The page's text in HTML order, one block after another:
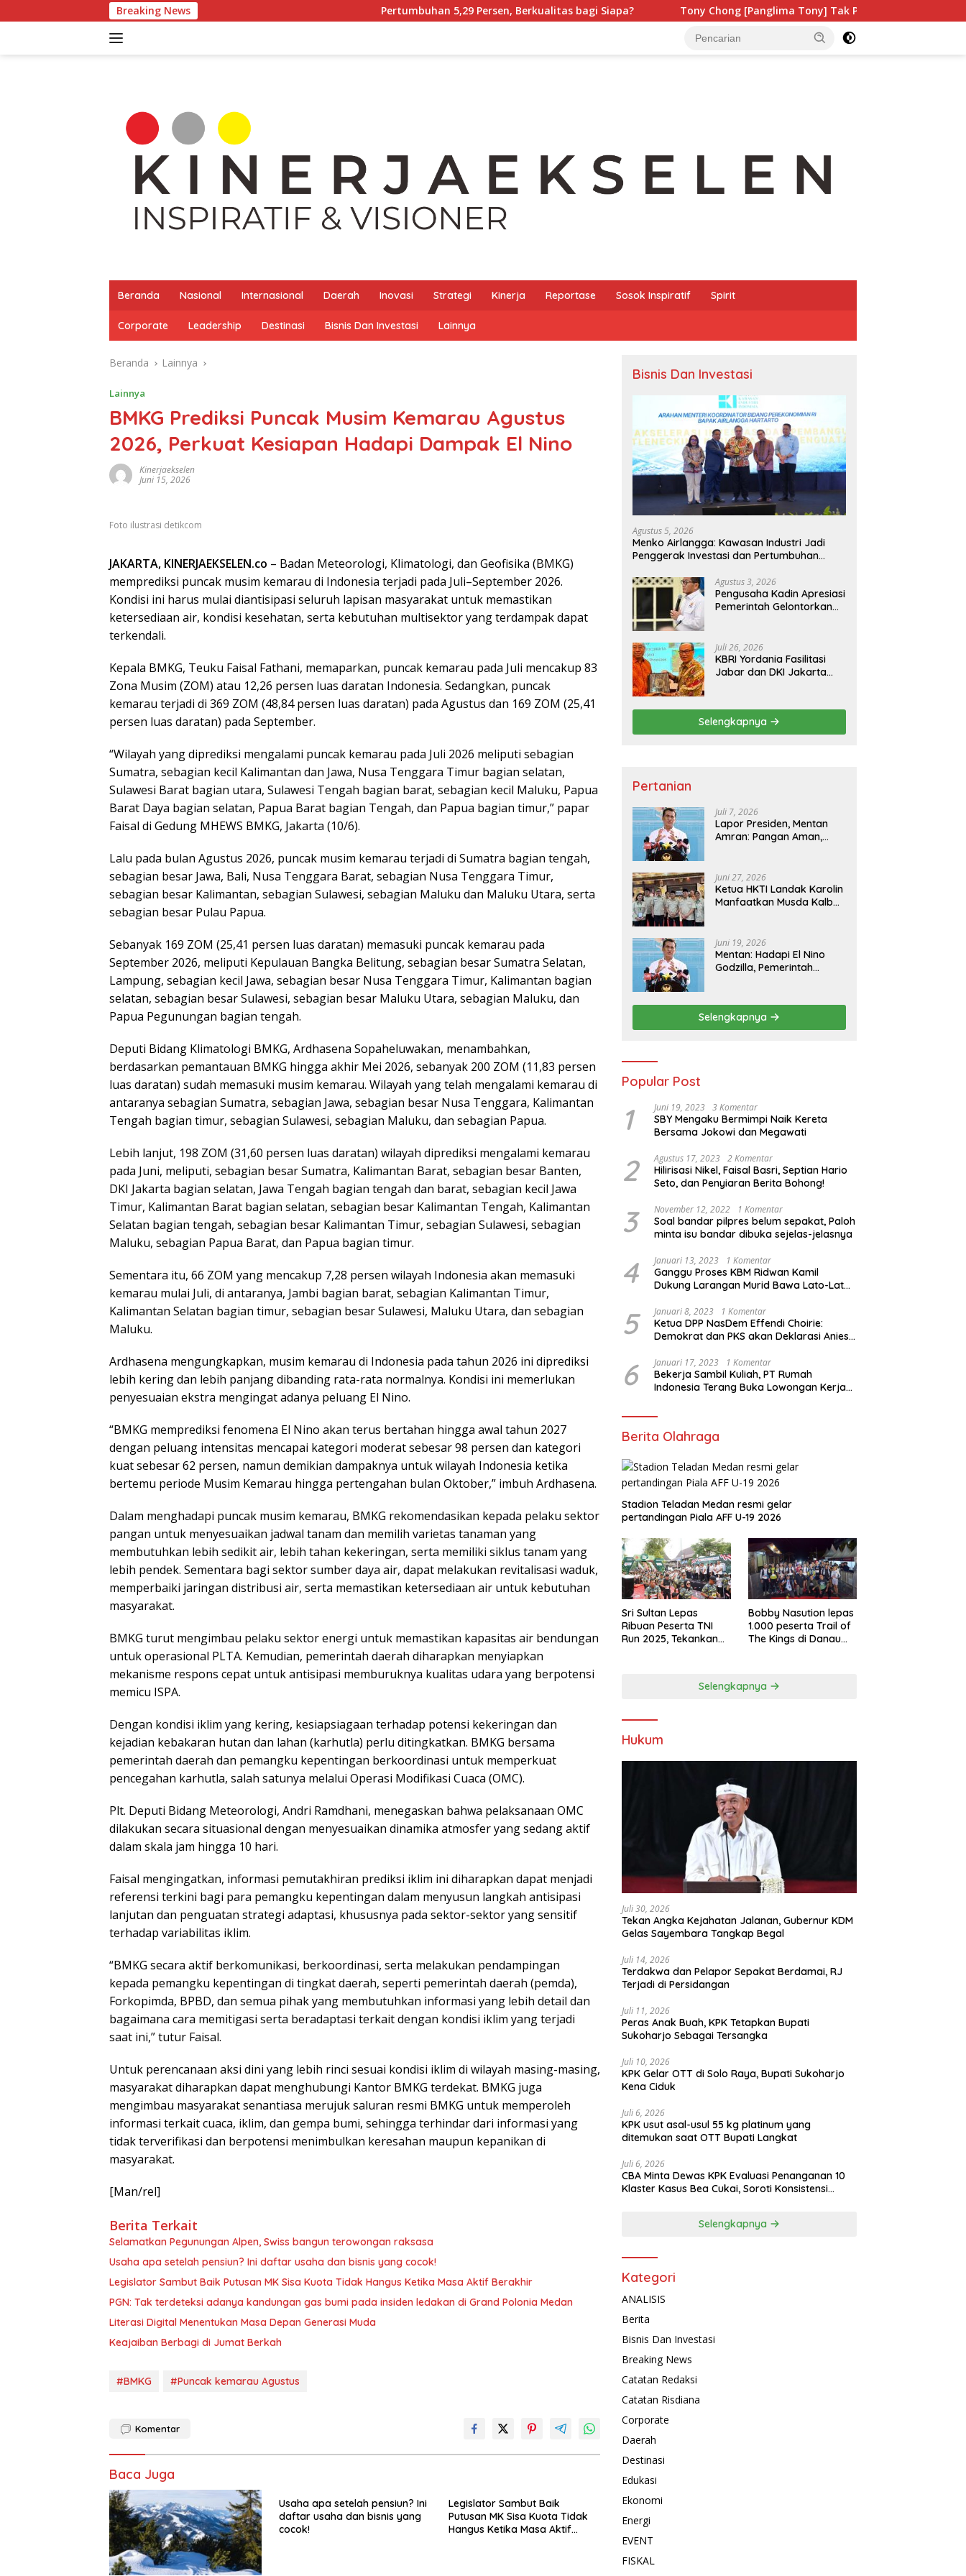
ke
Breaking News Pertumbuhan 5,29 Persen, Berkualitas bagi Siapa? Tony Chong [Panglima Tony] Tak Pernah Lelah Menjaga Eksistensi Budaya
Beranda Nasional Internasional Daerah Inovasi Strategi Kinerja Reportase Sosok Inspiratif Spirit
Corporate Leadership Destinasi Bisnis Dan Investasi Lainnya
Beranda Lainnya
Lainnya
BMKG Prediksi Puncak Musim Kemarau Agustus
2026, Perkuat Kesiapan Hadapi Dampak El Nino
Kinerjaekselen
Juni 15, 2026
Foto ilustrasi detikcom
JAKARTA, KINERJAEKSELEN.co – Badan Meteorologi, Klimatologi, dan Geofisika (BMKG)
memprediksi puncak musim kemarau di Indonesia terjadi pada Juli–September 2026.
Kondisi ini harus mulai diantisipasi seluruh lapisan masyarakat untuk memastikan
ketersediaan air, kondisi kesehatan, serta kebutuhan multisektor yang terdampak dapat
terkendali.
Kepala BMKG, Teuku Faisal Fathani, memaparkan, puncak kemarau pada Juli mencakup 83
Zona Musim (ZOM) atau 12,26 persen luas daratan Indonesia. Sedangkan, puncak
kemarau terjadi di 369 ZOM (48,84 persen luas daratan) pada Agustus dan 169 ZOM (25,41
persen luas daratan) pada September.
“Wilayah yang diprediksi mengalami puncak kemarau pada Juli 2026 meliputi sebagian
Sumatra, sebagian kecil Kalimantan dan Jawa, Nusa Tenggara Timur bagian selatan,
Sulawesi Barat bagian utara, Sulawesi Tengah bagian barat, sebagian kecil Maluku, Papua
Barat Daya bagian selatan, Papua Barat bagian Tengah, dan Papua bagian timur,” papar
Faisal di Gedung MHEWS BMKG, Jakarta (10/6).
Lalu pada bulan Agustus 2026, puncak musim kemarau terjadi di Sumatra bagian tengah,
sebagian besar Jawa, Bali, Nusa Tenggara Barat, sebagian Nusa Tenggara Timur,
sebagian besar Kalimantan, sebagian Sulawesi, sebagian Maluku dan Maluku Utara, serta
sebagian besar Pulau Papua.
Sebanyak 169 ZOM (25,41 persen luas daratan) memasuki puncak kemarau pada
September 2026, meliputi Kepulauan Bangka Belitung, sebagian besar Sumatra Selatan,
Lampung, sebagian kecil Jawa, sebagian besar Nusa Tenggara Timur, Kalimantan bagian
selatan, sebagian besar Sulawesi, sebagian besar Maluku Utara, sebagian Maluku, dan
Papua Pegunungan bagian tengah.
Deputi Bidang Klimatologi BMKG, Ardhasena Sopaheluwakan, menambahkan,
berdasarkan pemantauan BMKG hingga akhir Mei 2026, sebanyak 200 ZOM (11,83 persen
luas daratan) sudah memasuki musim kemarau. Wilayah yang telah mengalami kemarau di
antaranya sebagian Sumatra, sebagian Jawa, sebagian besar Nusa Tenggara, Kalimantan
Tengah bagian timur, sebagian Sulawesi, sebagian Maluku, dan sebagian Papua.
Lebih lanjut, 198 ZOM (31,60 persen luas daratan) wilayah diprediksi mengalami kemarau
pada Juni, meliputi, sebagian besar Sumatra, Kalimantan Barat, sebagian besar Banten,
DKI Jakarta bagian selatan, Jawa Tengah bagian tengah dan barat, sebagian kecil Jawa
Timur, Kalimantan Barat bagian selatan, sebagian besar Kalimantan Tengah, Kalimantan
Selatan bagian tengah, sebagian besar Kalimantan Timur, sebagian Sulawesi, sebagian
Maluku, sebagian Papua Barat, dan Papua bagian timur.
Sementara itu, 66 ZOM yang mencakup 7,28 persen wilayah Indonesia akan memasuki
kemarau mulai Juli, di antaranya, Jambi bagian barat, sebagian Kalimantan Timur,
Kalimantan Selatan bagian timur, sebagian besar Sulawesi, Maluku Utara, dan sebagian
Maluku.
Ardhasena mengungkapkan, musim kemarau di Indonesia pada tahun 2026 ini diprediksi
lebih kering dan lebih panjang dibanding rata-rata normalnya. Kondisi ini memerlukan
penyesuaian ekstra mengingat adanya peluang El Nino.
“BMKG memprediksi fenomena El Nino akan terus bertahan hingga awal tahun 2027
dengan peluang intensitas mencapai kategori moderat sebesar 98 persen dan kategori
kuat sebesar 62 persen, namun demikian dampaknya untuk wilayah Indonesia ketika
bertemu periode Musim Kemarau hingga pertengahan bulan Oktober,” imbuh Ardhasena.
Dalam menghadapi puncak musim kemarau, BMKG rekomendasikan kepada pelaku sektor
pangan untuk menyesuaikan jadwal tanam dan memilih varietas tanaman yang
membutuhkan lebih sedikit air, lebih tahan kekeringan, serta memiliki siklus tanam yang
lebih pendek. Sementara bagi sektor sumber daya air, dapat melakukan revitalisasi waduk,
memperbaiki jaringan distribusi air, serta memastikan ketersediaan air untuk kebutuhan
masyarakat.
BMKG turut mengimbau pelaku sektor energi untuk memastikan kapasitas air bendungan
untuk operasional PLTA. Kemudian, pemerintah daerah diharapkan menyiapkan
mekanisme respons cepat untuk antisipasi memburuknya kualitas udara yang berpotensi
memicu ISPA.
Dengan kondisi iklim yang kering, kesiapsiagaan terhadap potensi kekeringan dan
kejadian kebakaran hutan dan lahan (karhutla) perlu ditingkatkan. BMKG bersama
pemerintah daerah dan pemangku kepentingan berkoordinasi untuk memperkuat
pencegahan karhutla, salah satunya melalui Operasi Modifikasi Cuaca (OMC).
Plt. Deputi Bidang Meteorologi, Andri Ramdhani, menegaskan bahwa pelaksanaan OMC
dilakukan secara situasional dengan menyesuaikan dinamika atmosfer yang sedang aktif
dalam skala jam hingga 10 hari.
Faisal mengingatkan, informasi pemutakhiran prediksi iklim ini diharapkan dapat menjadi
referensi terkini bagi para pemangku kepentingan dalam menyusun langkah antisipasi
lanjutan dan penguatan strategi adaptasi, khususnya pada sektor-sektor yang sensitif
terhadap variabilitas iklim.
“BMKG secara aktif berkomunikasi, berkoordinasi, serta melakukan pendampingan
kepada pemangku kepentingan di tingkat daerah, seperti pemerintah daerah (pemda),
Forkopimda, BPBD, dan semua pihak yang membutuhkan informasi yang lebih detail dan
bagaimana cara memitigasi serta beradaptasi terkait dengan kondisi iklim yang terjadi
saat ini,” tutur Faisal.
Untuk perencanaan aksi dini yang lebih rinci sesuai kondisi iklim di wilayah masing-masing,
masyarakat diharapkan dapat menghubungi Kantor BMKG terdekat. BMKG juga
mengimbau masyarakat senantiasa merujuk saluran resmi BMKG untuk memperoleh
informasi terkait cuaca, iklim, dan gempa bumi, sehingga terhindar dari informasi yang
tidak terverifikasi dan berpotensi menimbulkan keresahan maupun kepanikan di
masyarakat.
[Man/rel]
Berita Terkait
Selamatkan Pegunungan Alpen, Swiss bangun terowongan raksasa
Usaha apa setelah pensiun? Ini daftar usaha dan bisnis yang cocok!
Legislator Sambut Baik Putusan MK Sisa Kuota Tidak Hangus Ketika Masa Aktif Berakhir
PGN: Tak terdeteksi adanya kandungan gas bumi pada insiden ledakan di Grand Polonia Medan
Literasi Digital Menentukan Masa Depan Generasi Muda
Keajaiban Berbagi di Jumat Berkah
#BMKG #Puncak kemarau Agustus
Komentar
Baca Juga
Usaha apa setelah pensiun? Ini
daftar usaha dan bisnis yang
cocok!
Legislator Sambut Baik
Putusan MK Sisa Kuota Tidak
Hangus Ketika Masa Aktif
Bisnis Dan Investasi
Agustus 5, 2026
Menko Airlangga: Kawasan Industri Jadi
Penggerak Investasi dan Pertumbuhan
Agustus 3, 2026
Pengusaha Kadin Apresiasi
Pemerintah Gelontorkan
Juli 26, 2026
KBRI Yordania Fasilitasi
Jabar dan DKI Jakarta
Internasional
Selengkapnya
Pertanian
Juli 7, 2026
Lapor Presiden, Mentan
Amran: Pangan Aman,
Juni 27, 2026
Ketua HKTI Landak Karolin
Manfaatkan Musda Kalbar
Juni 19, 2026
Mentan: Hadapi El Nino
Godzilla, Pemerintah
Infrastruktur Pertanian
Nasional
Selengkapnya
Popular Post
1 Juni 19, 2023 3 Komentar
SBY Mengaku Bermimpi Naik Kereta
Bersama Jokowi dan Megawati
2 Agustus 17, 2023 2 Komentar
Hilirisasi Nikel, Faisal Basri, Septian Hario
Seto, dan Penyiaran Berita Bohong!
3 November 12, 2022 1 Komentar
Soal bandar pilpres belum sepakat, Paloh
minta isu bandar dibuka sejelas-jelasnya
4 Januari 13, 2023 1 Komentar
Ganggu Proses KBM Ridwan Kamil
Dukung Larangan Murid Bawa Lato-Lato
5 Januari 8, 2023 1 Komentar
Ketua DPP NasDem Effendi Choirie:
Demokrat dan PKS akan Deklarasi Anies
6 Januari 17, 2023 1 Komentar
Bekerja Sambil Kuliah, PT Rumah
Indonesia Terang Buka Lowongan Kerja
Berita Olahraga
Stadion Teladan Medan resmi gelar
pertandingan Piala AFF U-19 2026
Sri Sultan Lepas
Ribuan Peserta TNI
Run 2025, Tekankan
Bobby Nasution lepas
1.000 peserta Trail of
The Kings di Danau
Selengkapnya
Hukum
Juli 30, 2026
Tekan Angka Kejahatan Jalanan, Gubernur KDM
Gelas Sayembara Tangkap Begal
Juli 14, 2026
Terdakwa dan Pelapor Sepakat Berdamai, RJ
Terjadi di Persidangan
Juli 11, 2026
Peras Anak Buah, KPK Tetapkan Bupati
Sukoharjo Sebagai Tersangka
Juli 10, 2026
KPK Gelar OTT di Solo Raya, Bupati Sukoharjo
Kena Ciduk
Juli 6, 2026
KPK usut asal-usul 55 kg platinum yang
ditemukan saat OTT Bupati Langkat
Juli 6, 2026
CBA Minta Dewas KPK Evaluasi Penanganan 10
Klaster Kasus Bea Cukai, Soroti Konsistensi
Selengkapnya
Kategori
ANALISIS
Berita
Bisnis Dan Investasi
Breaking News
Catatan Redaksi
Catatan Risdiana
Corporate
Daerah
Destinasi
Edukasi
Ekonomi
Energi
EVENT
FISKAL